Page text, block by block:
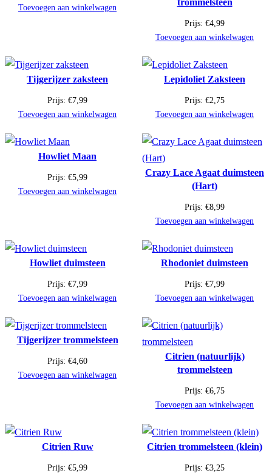
Toevoegen aan winkelwagen
Prijs: €4,99
Toevoegen aan winkelwagen
Tijgerijzer zaksteen
Prijs: €7,99
Toevoegen aan winkelwagen
Lepidoliet Zaksteen
Prijs: €2,75
Toevoegen aan winkelwagen
Howliet Maan
Prijs: €5,99
Toevoegen aan winkelwagen
Crazy Lace Agaat duimsteen
(Hart)
Prijs: €8,99
Toevoegen aan winkelwagen
Howliet duimsteen
Prijs: €7,99
Toevoegen aan winkelwagen
Rhodoniet duimsteen
Prijs: €7,99
Toevoegen aan winkelwagen
Tijgerijzer trommelsteen
Prijs: €4,60
Toevoegen aan winkelwagen
Citrien (natuurlijk)
trommelsteen
Prijs: €6,75
Toevoegen aan winkelwagen
Citrien Ruw
Prijs: €5,99
Citrien trommelsteen (klein)
Prijs: €3,25